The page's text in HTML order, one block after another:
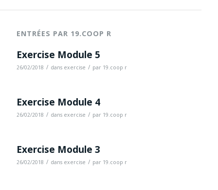
ENTRÉES PAR 19.COOP R
Exercise Module 5
26/02/2018 / dans exercise / par 19.coop r
Exercise Module 4
26/02/2018 / dans exercise / par 19.coop r
Exercise Module 3
26/02/2018 / dans exercise / par 19.coop r